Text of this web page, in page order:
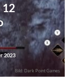
12
2023
Bild: Dark Point Games